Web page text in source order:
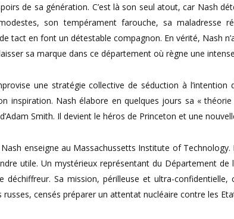
de sa génération. C’est là son seul atout, car Nash
son tempérament farouche, sa maladresse
tact en font un détestable compagnon. En vérité, Nash
sa marque dans ce département où règne une
une stratégie collective de séduction à l’intention
inspiration. Nash élabore en quelques jours sa «
Smith. Il devient le héros de Princeton et une
enseigne au Massachussetts Institute of
utile. Un mystérieux représentant du Département de
déchiffreur. Sa mission, périlleuse et ultra-confidentielle,
russes, censés préparer un attentat nucléaire contre les